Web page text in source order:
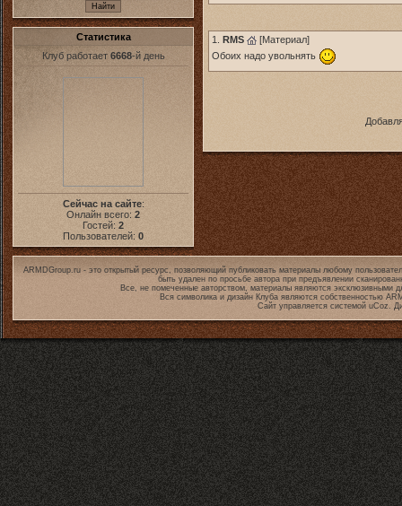
Статистика
Клуб работает 6668-й день
Сейчас на сайте:
Онлайн всего: 2
Гостей: 2
Пользователей: 0
1. RMS [Материал]
Обоих надо увольнять
ARMDGroup.ru - это открытый ресурс, позволяющий публиковать материалы любому
быть удален по просьбе автора при предъявлении
Все, не помеченные авторством, материалы являются эксклюзивными
Вся символика и дизайн Клуба являются собственностью
Сайт управляется системой uCoz.